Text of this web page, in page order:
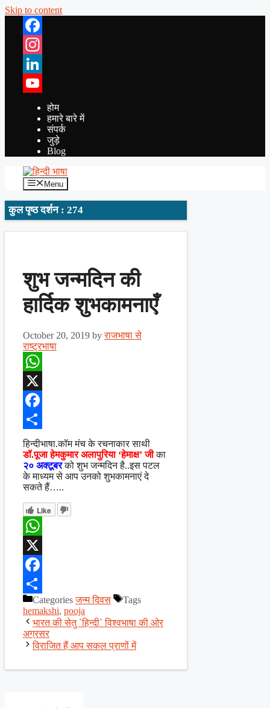
Skip to content
Facebook
Instagram
LinkedIn
YouTube
होम
हमारे बारे में
संपर्क
जुड़े
Blog
Menu
कुल पृष्ठ दर्शन : 274
शुभ जन्मदिन की
हार्दिक शुभकामनाएँ
October 20, 2019 byराजभाषा से
राष्ट्रभाषा
WhatsApp
X
Facebook
Share
हिन्दीभाषा.कॉम मंच के रचनाकार साथी
डॉ.पूजा हेमकुमार अलापुरिया ‘हेमाक्ष’ जी का
२० अक्टूबर को शुभ जन्मदिन है..इस पटल
के माध्यम से आप उनको शुभकामनाएं दे
सकते हैं…..
Like
WhatsApp
X
Facebook
ShareCategoriesजन्म दिवस
Tags
hemakshi, pooja
भारत की सेतु `हिन्दी` विश्वभाषा की ओर
अग्रसर
विराजित हैं आप सकल प्राणों में